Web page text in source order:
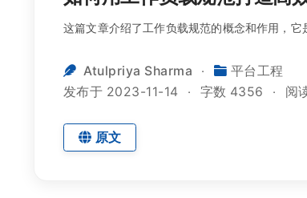
这篇文章介绍了工作负载规范的概念和作用，
Atulpriya Sharma
平台工程
发布于 2023-11-14
字数 4356 阅
原文